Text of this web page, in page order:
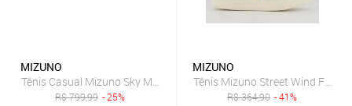
MIZUNO
Tênis Casual Mizuno Sky Medal S
R$799,99 - 25%
MIZUNO
Tênis Mizuno Street Wind
R$364,90 - 41%